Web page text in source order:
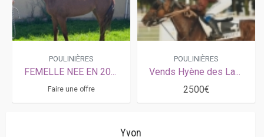
POULINIÈRES
FEMELLE NEE EN 2023 POUVANT ETRE POULINIERE
Faire une offre
POULINIÈRES
Vends Hyène des Landiers 3ème catégorie
2500€
Yvon